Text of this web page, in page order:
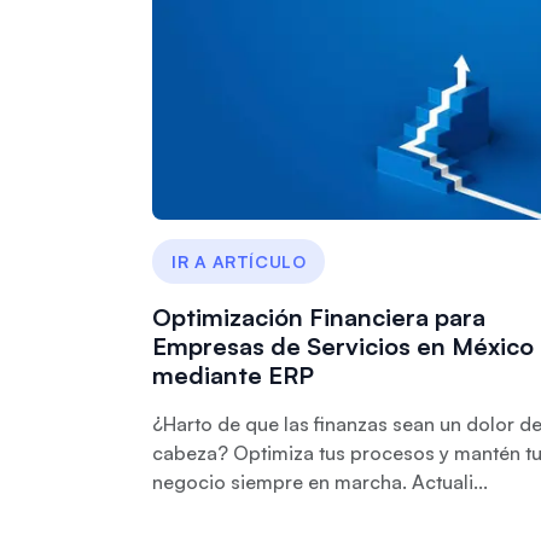
IR A ARTÍCULO
Optimización Financiera para
Empresas de Servicios en México
mediante ERP
¿Harto de que las finanzas sean un dolor de
cabeza? Optimiza tus procesos y mantén tu
negocio siempre en marcha. Actuali...